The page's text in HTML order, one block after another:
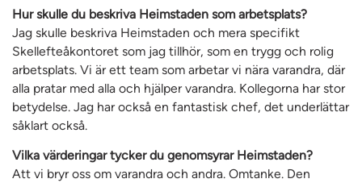
Hur skulle du beskriva Heimstaden som arbetsplats?
Jag skulle beskriva Heimstaden och mera specifikt
Skellefteåkontoret som jag tillhör, som en trygg och rolig
arbetsplats. Vi är ett team som arbetar vi nära varandra, där
alla pratar med alla och hjälper varandra. Kollegorna har stor
betydelse. Jag har också en fantastisk chef, det underlättar
såklart också.
Vilka värderingar tycker du genomsyrar Heimstaden?
Att vi bryr oss om varandra och andra. Omtanke. Den